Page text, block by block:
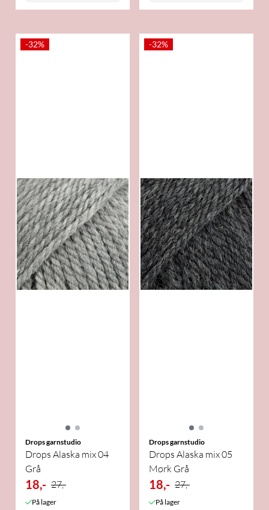
-32%
Drops garnstudio
Drops Alaska mix 04
Grå
18,- 27,-
På lager
-32%
Drops garnstudio
Drops Alaska mix 05
Mørk Grå
18,- 27,-
På lager